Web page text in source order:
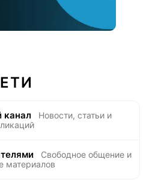
канал
Новости, статьи и
Свободное общение и
материалов